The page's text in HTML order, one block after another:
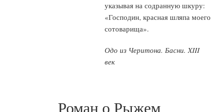
указывая на содранную шкуру:
«Господин, красная шляпа моего
сотоварища».
Одо из Черитона. Басни. XIII
век
Роман о Рыжем